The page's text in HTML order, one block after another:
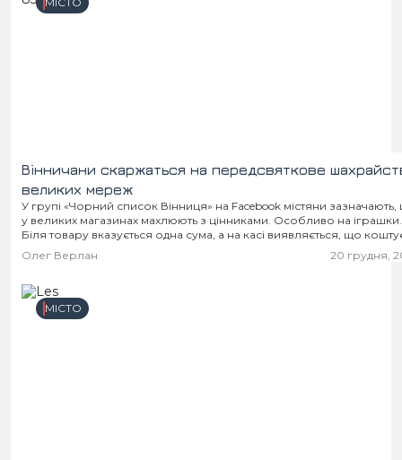
Вінничани скаржаться на передсвяткове
великих мереж
У групі «Чорний список Вінниця» на Facebook містяни
у великих магазинах махлюють з цінниками. Особливо на іграшки.
Біля товару вказується одна сума, а на касі виявляється, що
Олег Верлан
20 грудня,
МІСТО